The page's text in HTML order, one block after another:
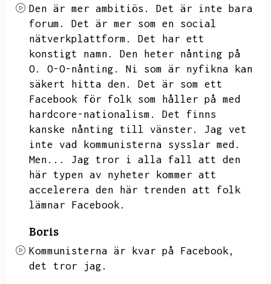
Den är mer ambitiös.
Det är inte bara
forum.
Det är mer som en social
nätverkplattform.
Det har ett
konstigt namn.
Den heter nånting på
O.
O-O-nånting.
Ni som är nyfikna kan
säkert hitta den.
Det är som ett
Facebook för folk som håller på med
hardcore-nationalism.
Det finns
kanske nånting till vänster.
Jag vet
inte vad kommunisterna sysslar med.
Men...
Jag tror i alla fall att den
här typen av nyheter kommer att
accelerera den här trenden att folk
lämnar Facebook.
Boris
Kommunisterna är kvar på Facebook,
det tror jag.